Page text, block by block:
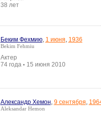
38 лет
Беким Фехмию, 1 июня, 1936
Bekim Fehmiu
Актер
74 года • 15 июня 2010
Александр Хемон, 9 сентября,
Aleksandar Hemon